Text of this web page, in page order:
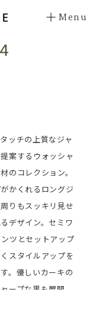
Menu
ッチの上質なジャ
案するウォッシャ
のコレクション。
かくれるロングジ
りもスッキリ見せ
デザイン。セミワ
ツとセットアップ
スタイルアップを
。優しいカーキの
ープな黒も展開。